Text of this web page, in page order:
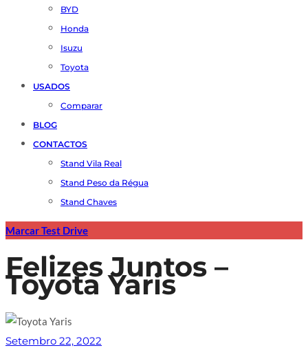
BYD
Honda
Isuzu
Toyota
USADOS
Comparar
BLOG
CONTACTOS
Stand Vila Real
Stand Peso da Régua
Stand Chaves
Marcar Test Drive
Felizes Juntos –
Toyota Yaris
Setembro 22, 2022